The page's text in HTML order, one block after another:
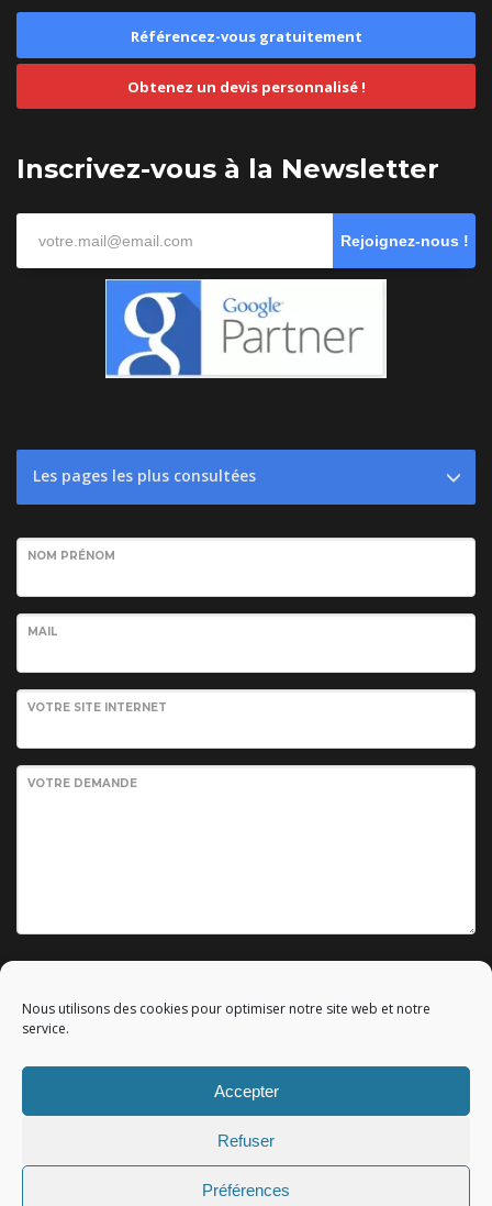
Nous utilisons des cookies pour optimiser notre site web et notre
service.
Accepter
Refuser
Préférences
Référencez-vous gratuitement
Obtenez un devis personnalisé !
Inscrivez-vous à la Newsletter
Rejoignez-nous !
Les pages les plus consultées
NOM PRÉNOM
MAIL
VOTRE SITE INTERNET
VOTRE DEMANDE
Mentions légales|All rights reserved - Tous droits